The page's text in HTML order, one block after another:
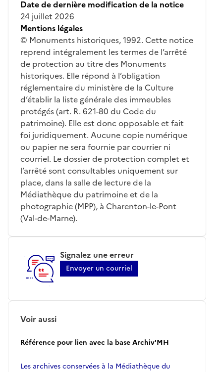
Date de dernière modification de la notice
24 juillet 2026
Mentions légales
© Monuments historiques, 1992. Cette notice
reprend intégralement les termes de l’arrêté
de protection au titre des Monuments
historiques. Elle répond à l’obligation
réglementaire du ministère de la Culture
d’établir la liste générale des immeubles
protégés (art. R. 621-80 du Code du
patrimoine). Elle est donc opposable et fait
foi juridiquement. Aucune copie numérique
ou papier ne sera fournie par courrier ni
courriel. Le dossier de protection complet et
l’arrêté sont consultables uniquement sur
place, dans la salle de lecture de la
Médiathèque du patrimoine et de la
photographie (MPP), à Charenton-le-Pont
(Val-de-Marne).
Signalez une erreur
Envoyer un courriel
Voir aussi
Référence pour lien avec la base Archiv'MH
Les archives conservées à la Médiathèque du